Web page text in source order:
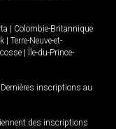
Colombie-Britannique
Terre-Neuve-et-
Île-du-Prince-
Dernières inscriptions au
des inscriptions